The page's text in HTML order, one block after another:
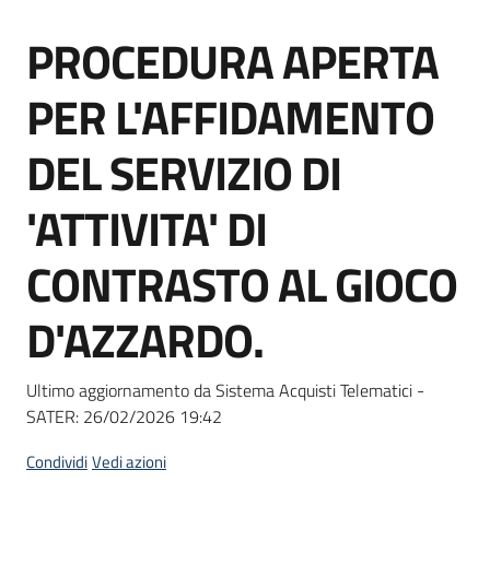
Bandi
e
di
Supporto
Piattaforme
telematiche
Salta al contenuto
PROCEDURA APERTA
PER L'AFFIDAMENTO
DEL SERVIZIO DI
'ATTIVITA' DI
CONTRASTO AL GIOCO
D'AZZARDO.
Ultimo aggiornamento da Sistema Acquisti Telematici -
SATER: 26/02/2026 19:42
CondividiVedi azioni